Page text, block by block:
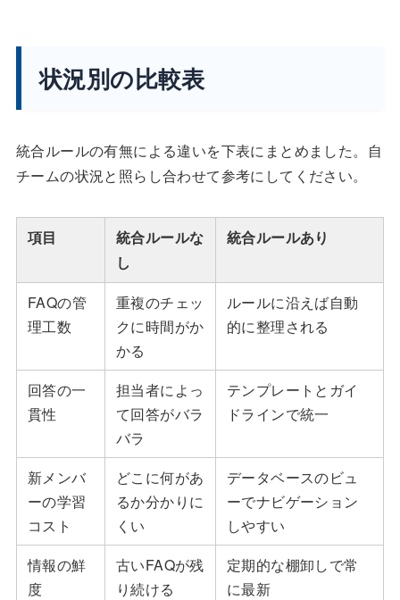
状況別の比較表
統合ルールの有無による違いを下表にまとめました。自
チームの状況と照らし合わせて参考にしてください。
項目
統合ルールな
し
統合ルールあり
FAQの管
理工数
重複のチェッ
クに時間がか
かる
ルールに沿えば自動
的に整理される
回答の一
貫性
担当者によっ
て回答がバラ
バラ
テンプレートとガイ
ドラインで統一
新メンバ
ーの学習
コスト
どこに何があ
るか分かりに
くい
データベースのビュ
ーでナビゲーション
しやすい
情報の鮮
度
古いFAQが残
り続ける
定期的な棚卸しで常
に最新